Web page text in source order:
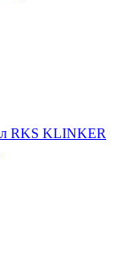
RKS KLINKER